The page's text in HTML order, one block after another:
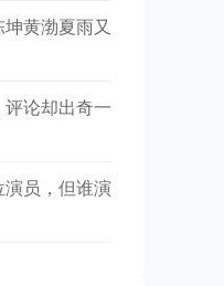
坤黄渤夏雨又
评论却出奇一
演员，但谁演